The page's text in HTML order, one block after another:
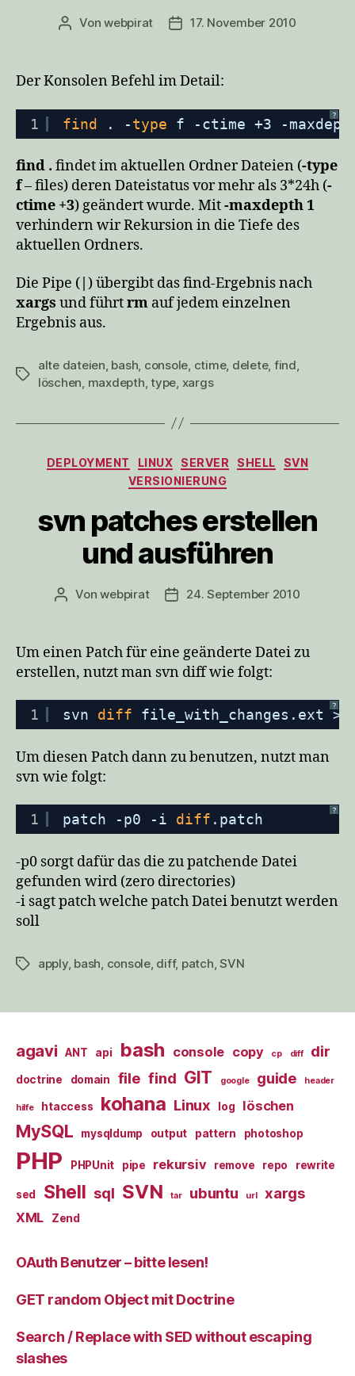
Beitragsautor
Vonwebpirat Veröffentlichungsdatum
17. November 2010
Der Konsolen Befehl im Detail:
?
1 find . -type f -ctime +3 -
find . findet im aktuellen Ordner Dateien (-type
f– files) deren Dateistatus vor mehr als 3*24h (-
ctime +3) geändert wurde. Mit-maxdepth 1
verhindern wir Rekursion in die Tiefe des
aktuellen Ordners.
Die Pipe (|) übergibt das find-Ergebnis nach
xargs und führtrm auf jedem einzelnen
Ergebnis aus.
Schlagwörter
alte dateien bash console ctime, delete, find
löschen maxdepth ,type xargs
Kategorien
DEPLOYMENT LINUX SERVER SHELL
SVN
VERSIONIERUNG
svn patches erstellen
und ausführen
Beitragsautor
Vonwebpirat Veröffentlichungsdatum
24. September 2010
Um einen Patch für eine geänderte Datei zu
erstellen, nutzt man svn diff wie folgt:
?
1 svn diff file_with_changes.ext >
Um diesen Patch dann zu benutzen, nutzt man
svn wie folgt:
?
1 patch -p0 -i diff .patch
-p0 sorgt dafür das die zu patchende Datei
gefunden wird (zero directories)
-i sagt patch welche patch Datei benutzt werden
soll
Schlagwörter
apply, bash console, diff, patch ,SVN
agavi ANT api bash console copy cp diff dir
doctrine domain file find GIT google guide header
hilfe htaccess kohana Linux log löschen
MySQL mysqldump output pattern photoshop
PHP PHPUnit pipe rekursiv remove repo rewrite
sed Shell sql SVN tar ubuntu url xargs
XML Zend
OAuth Benutzer – bitte lesen!
GET random Object mit Doctrine
Search / Replace with SED without escaping
slashes